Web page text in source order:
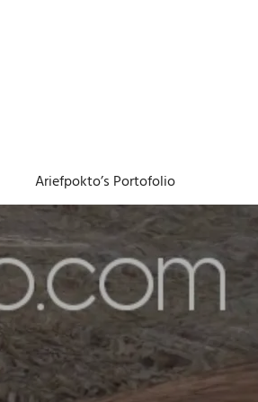
Ariefpokto’s Portofolio